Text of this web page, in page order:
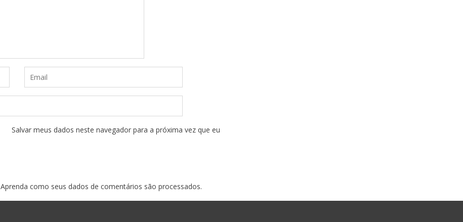
Salvar meus dados neste navegador para a próxima vez que eu
Aprenda como seus dados de comentários são processados.